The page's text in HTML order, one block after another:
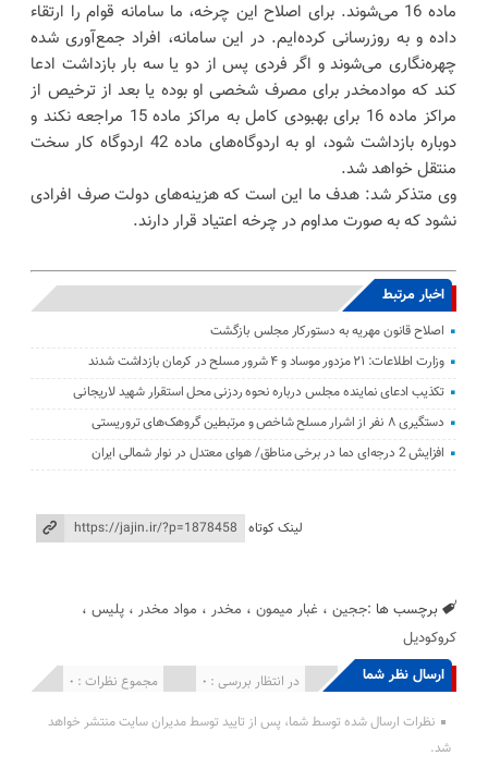
ماده 16 می‌شوند. برای اصلاح این چرخه، ما سامانه قوام را ارتقاء
داده و به روزرسانی کرده‌ایم. در این سامانه، افراد جمع‌آوری شده
چهره‌نگاری می‌شوند و اگر فردی پس از دو یا سه بار بازداشت ادعا
کند که موادمخدر برای مصرف شخصی او بوده یا بعد از ترخیص از
مراکز ماده 16 برای بهبودی کامل به مراکز ماده 15 مراجعه نکند و
دوباره بازداشت شود، او به اردوگاه‌های ماده 42 اردوگاه کار سخت
منتقل خواهد شد.
وی متذکر شد: هدف ما این است که هزینه‌های دولت صرف افرادی
نشود که به صورت مداوم در چرخه اعتیاد قرار دارند.
اخبار مرتبط
اصلاح قانون مهریه به دستورکار مجلس بازگشت
وزارت اطلاعات: ۲۱ مزدور موساد و ۴ شرور مسلح در کرمان بازداشت شدند
تکذیب ادعای نماینده مجلس درباره نحوه ردزنی محل استقرار شهید لاریجانی
دستگیری ۸ نفر از اشرار مسلح شاخص و مرتبطین گروهک‌های تروریستی
افزایش 2 درجه‌ای دما در برخی مناطق/ هوای معتدل در نوار شمالی ایران
لینک کوتاه
برچسب ها :ججین ، غبار میمون ، مخدر ، مواد مخدر ،پلیس ،
کروکودیل
ارسال نظر شما مجموع نظرات : 0 در انتظار بررسی : 0 انتشار یافته : 0
نظرات ارسال شده توسط شما، پس از تایید توسط مدیران سایت منتشر خواهد
شد.